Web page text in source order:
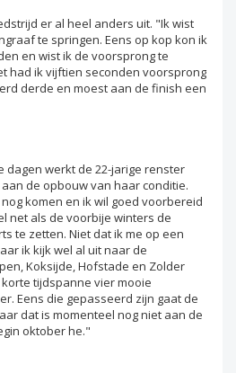
er al heel anders uit. "Ik wist
te springen. Eens op kop kon ik
en wist ik de voorsprong te
had ik vijftien seconden voorsprong
derde en moest aan de finish een
dagen werkt de 22-jarige renster
de opbouw van haar conditie.
komen en ik wil goed voorbereid
net als de voorbije winters de
te zetten. Niet dat ik me op een
ik kijk wel al uit naar de
Koksijde, Hofstade en Zolder
tijdspanne vier mooie
Eens die gepasseerd zijn gaat de
dat is momenteel nog niet aan de
oktober he."